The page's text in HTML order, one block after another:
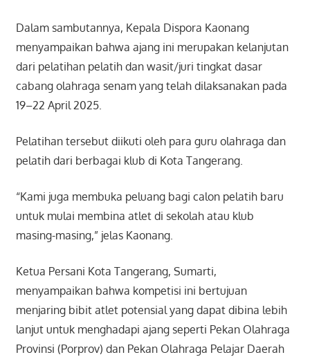
Dalam sambutannya, Kepala Dispora Kaonang
menyampaikan bahwa ajang ini merupakan kelanjutan
dari pelatihan pelatih dan wasit/juri tingkat dasar
cabang olahraga senam yang telah dilaksanakan pada
19–22 April 2025.
Pelatihan tersebut diikuti oleh para guru olahraga dan
pelatih dari berbagai klub di Kota Tangerang.
“Kami juga membuka peluang bagi calon pelatih baru
untuk mulai membina atlet di sekolah atau klub
masing-masing,” jelas Kaonang.
Ketua Persani Kota Tangerang, Sumarti,
menyampaikan bahwa kompetisi ini bertujuan
menjaring bibit atlet potensial yang dapat dibina lebih
lanjut untuk menghadapi ajang seperti Pekan Olahraga
Provinsi (Porprov) dan Pekan Olahraga Pelajar Daerah